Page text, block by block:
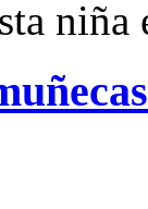
niña